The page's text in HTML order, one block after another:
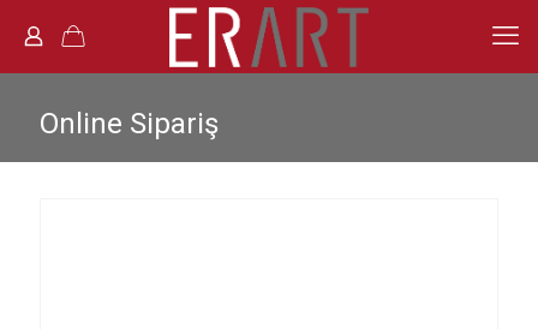
Online Sipariş